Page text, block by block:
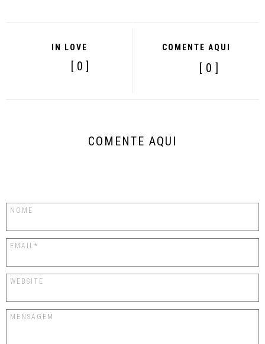
IN LOVE
[ 0 ]
COMENTE AQUI
[ 0 ]
COMENTE AQUI